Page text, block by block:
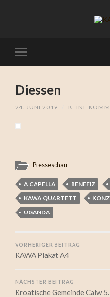
Diessen
24. JUNI 2019 KEINE
Presseschau
A CAPELLA BENEFIZ
KAWA QUARTETT
UGANDA
VORHERIGER BEITRAG
KAWA Plakat A4
NÄCHSTER BEITRAG
Kroatische Gemeinde Calw